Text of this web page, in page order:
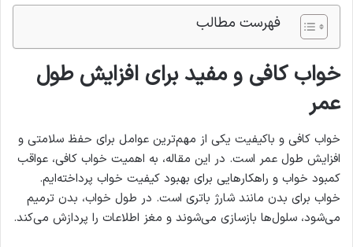
فهرست مطالب
خواب کافی و مفیدبرای افزایش طول
عمر
خواب کافی و باکیفیت یکی از مهم‌ترین عوامل برای حفظ سلامتی و
افزایش طول عمر است. در این مقاله، به اهمیت خواب کافی، عواقب
کمبود خواب و راهکارهایی برای بهبود کیفیت خواب پرداخته‌ایم.
خواب برای بدن مانند شارژ باتری است. در طول خواب، بدن ترمیم
می‌شود، سلول‌ها بازسازی می‌شوند و مغز اطلاعات را پردازش می‌کند.